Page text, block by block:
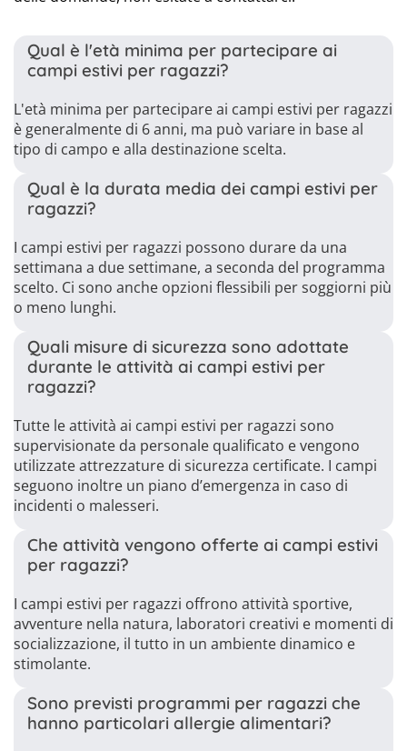
Qual è l'età minima per partecipare ai
campi estivi per ragazzi?
L'età minima per partecipare ai campi estivi per ragazzi
è generalmente di 6 anni, ma può variare in base al
tipo di campo e alla destinazione scelta.
Qual è la durata media dei campi estivi per
ragazzi?
I campi estivi per ragazzi possono durare da una
settimana a due settimane, a seconda del programma
scelto. Ci sono anche opzioni flessibili per soggiorni più
o meno lunghi.
Quali misure di sicurezza sono adottate
durante le attività ai campi estivi per
ragazzi?
Tutte le attività ai campi estivi per ragazzi sono
supervisionate da personale qualificato e vengono
utilizzate attrezzature di sicurezza certificate. I campi
seguono inoltre un piano d’emergenza in caso di
incidenti o malesseri.
Che attività vengono offerte ai campi estivi
per ragazzi?
I campi estivi per ragazzi offrono attività sportive,
avventure nella natura, laboratori creativi e momenti di
socializzazione, il tutto in un ambiente dinamico e
stimolante.
Sono previsti programmi per ragazzi che
hanno particolari allergie alimentari?